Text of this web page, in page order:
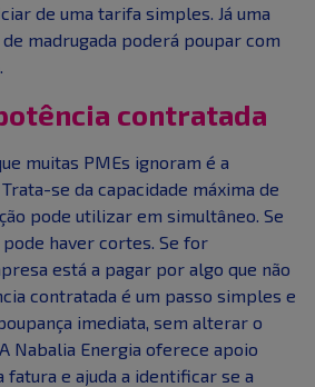
de uma tarifa simples. Já uma
madrugada poderá poupar com
contratada
muitas PMEs ignoram é a
se da capacidade máxima de
pode utilizar em simultâneo. Se
haver cortes. Se for
está a pagar por algo que não
contratada é um passo simples e
imediata, sem alterar o
Nabalia Energia oferece apoio
fatura e ajuda a identificar se a